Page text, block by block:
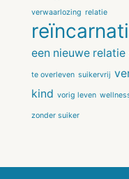
verwaarlozing relatie
een nieuwe relatie
te overleven suikervrij
kind vorig leven
zonder suiker